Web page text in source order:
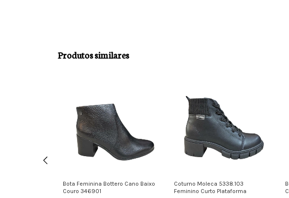
Produtos similares
Bota Feminina Bottero Cano Baixo
Couro 346901
Coturno Moleca 5338.103
Feminino Curto Plataforma